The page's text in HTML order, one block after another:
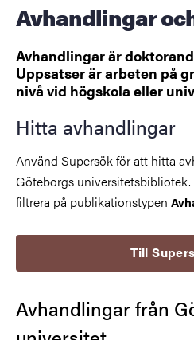
Avhandlingar
Avhandlingar är
Uppsatser är arbeten på
nivå vid högskola eller
Hitta avhandlingar
Använd Supersök för att hitta
Göteborgs
filtrera på publikationstypen
Till
Avhandlingar från